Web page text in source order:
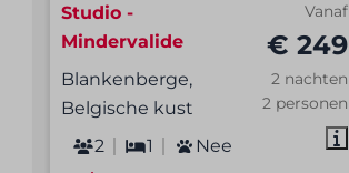
Vanaf
€ 249
2 nachten
2 personen
Studio -
Mindervalide
Blankenberge,
Belgische kust
2
1
Nee